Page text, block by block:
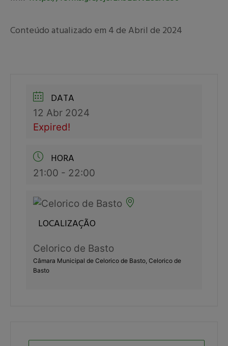
Conteúdo atualizado em 4 de Abril de 2024
DATA
12 Abr 2024
Expired!
HORA
21:00 - 22:00
LOCALIZAÇÃO
Celorico de Basto
Câmara Municipal de Celorico de Basto, Celorico de
Basto